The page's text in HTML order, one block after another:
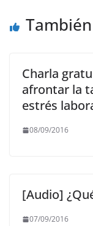
o
Charla
afrontar la
estrés
08/09/2016
[Audio]
07/09/2016